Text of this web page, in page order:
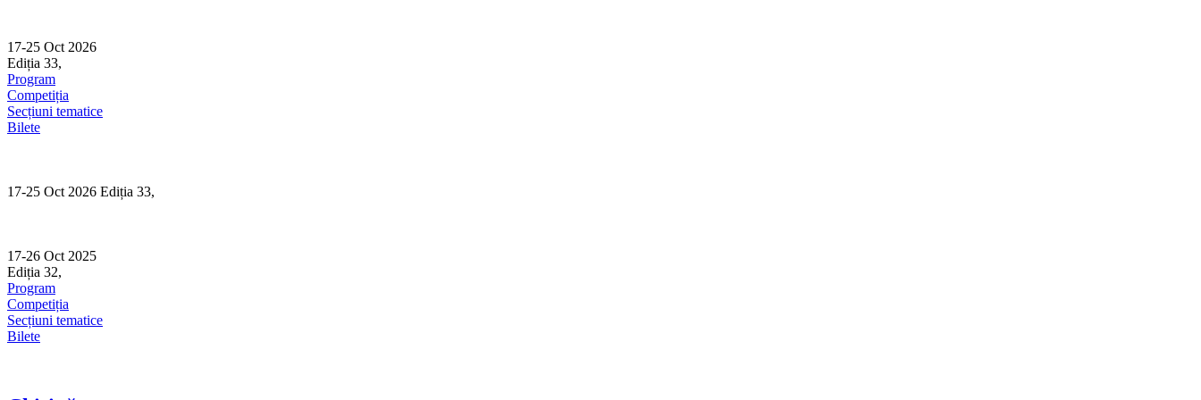
content
17-25 Oct 2026
Ediția 33,
Program
Competiția
Secțiuni tematice
Bilete
17-25 Oct 2026 Ediția 33,
17-26 Oct 2025
Ediția 32,
Program
Competiția
Secțiuni tematice
Bilete